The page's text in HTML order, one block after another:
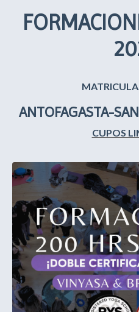
ANTOFAGASTA-
CUPOS